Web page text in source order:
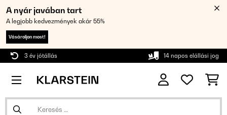
A nyár javában tart
A legjobb kedvezmények akár 55%
Vásároljon most!
3 év jótállás 14 napos elállási jog